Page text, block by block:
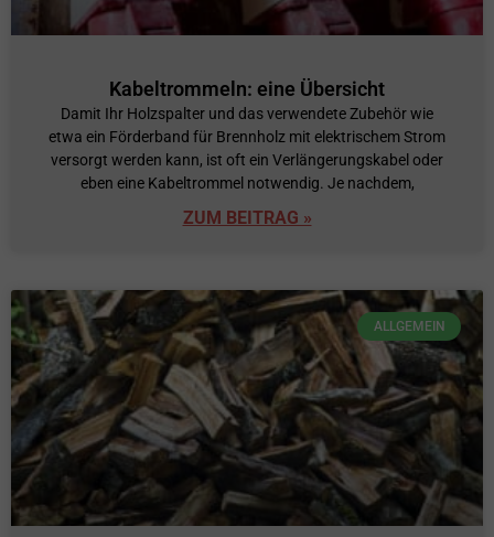
Kabeltrommeln: eine Übersicht
Damit Ihr Holzspalter und das verwendete Zubehör wie
etwa ein Förderband für Brennholz mit elektrischem Strom
versorgt werden kann, ist oft ein Verlängerungskabel oder
eben eine Kabeltrommel notwendig. Je nachdem,
ZUM BEITRAG »
ALLGEMEIN